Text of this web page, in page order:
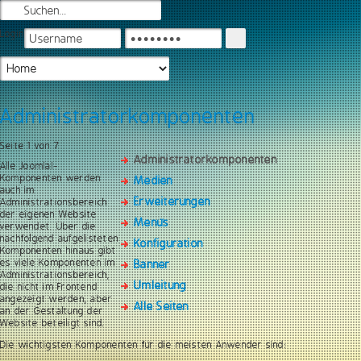
Login
Administratorkomponenten
Administratorkomponenten
Medien
Erweiterungen
Menüs
Konfiguration
Banner
Umleitung
Alle Seiten
Seite 1 von 7
Alle Joomla!-
Komponenten werden
auch im
Administrationsbereich
der eigenen Website
verwendet. Über die
nachfolgend aufgelisteten
Komponenten hinaus gibt
es viele Komponenten im
Administrationsbereich,
die nicht im Frontend
angezeigt werden, aber
an der Gestaltung der
Website beteiligt sind.
Die wichtigsten Komponenten für die meisten Anwender sind: